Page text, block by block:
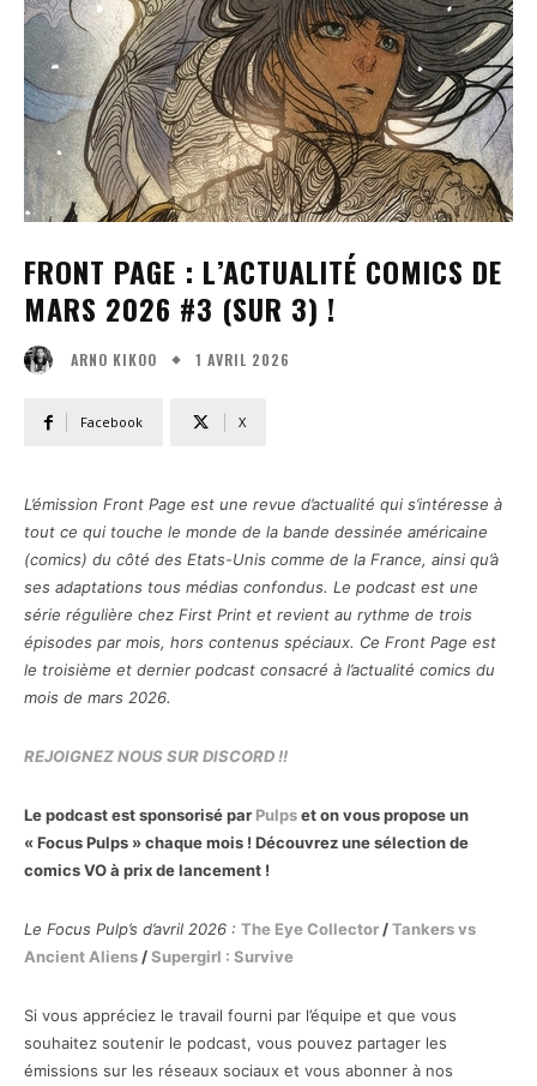
FRONT PAGE : L’ACTUALITÉ COMICS DE
MARS 2026 #3 (SUR 3) !
ARNO KIKOO 1 AVRIL 2026
Facebook X
L’émission Front Page est une revue d’actualité qui s’intéresse à
tout ce qui touche le monde de la bande dessinée américaine
(comics) du côté des Etats-Unis comme de la France, ainsi qu’à
ses adaptations tous médias confondus. Le podcast est une
série régulière chez First Print et revient au rythme de trois
épisodes par mois, hors contenus spéciaux. Ce Front Page est
le troisième et dernier podcast consacré à l’actualité comics du
mois de mars 2026.
REJOIGNEZ NOUS SUR DISCORD !!
Le podcast est sponsorisé par Pulpset on vous propose un
« Focus Pulps » chaque mois ! Découvrez une sélection de
comics VO à prix de lancement !
Le Focus Pulp’s d’avril 2026 : The Eye Collector /Tankers vs
Ancient Aliens /Supergirl : Survive
Si vous appréciez le travail fourni par l’équipe et que vous
souhaitez soutenir le podcast, vous pouvez partager les
émissions sur les réseaux sociaux et vous abonner à nos